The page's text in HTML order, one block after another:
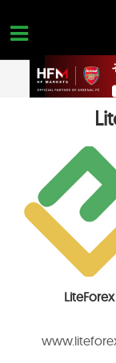
content
外国為替ブローカー
FX会社 詐欺
外国為替教育
トレーダーのお問い
LiteForex